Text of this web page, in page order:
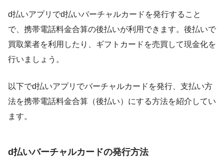
d払いアプリでd払いバーチャルカードを発行すること
で、携帯電話料金合算の後払いが利用できます。後払いで
買取業者を利用したり、ギフトカードを売買して現金化を
行いましょう。
以下でd払いアプリでバーチャルカードを発行、支払い方
法を携帯電話料金合算（後払い）にする方法を紹介してい
ます。
d払いバーチャルカードの発行方法